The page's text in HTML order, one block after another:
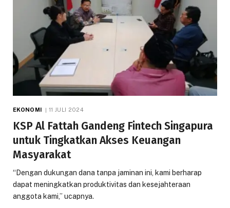
EKONOMI 11 JULI 2024
KSP Al Fattah Gandeng Fintech Singapura
untuk Tingkatkan Akses Keuangan
Masyarakat
“Dengan dukungan dana tanpa jaminan ini, kami berharap
dapat meningkatkan produktivitas dan kesejahteraan
anggota kami,” ucapnya.